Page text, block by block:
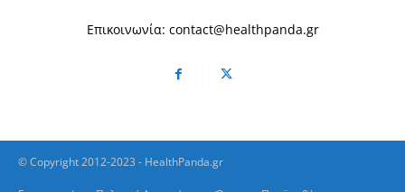
Επικοινωνία: contact@healthpanda.gr
© Copyright 2012-2023 - HealthPanda.gr